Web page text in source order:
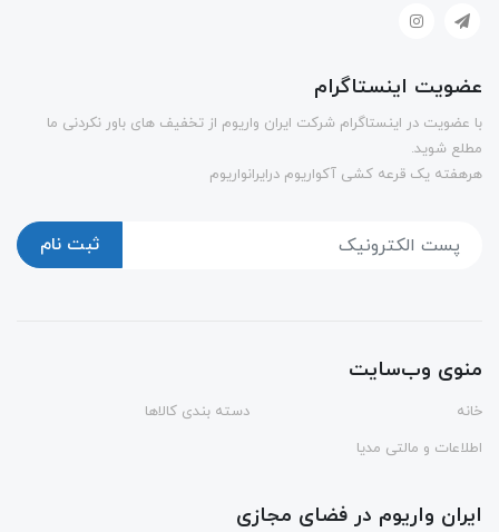
عضویت اینستاگرام
با عضویت در اینستاگرام شرکت ایران واریوم از تخفیف های باور نکردنی ما
مطلع شوید.
هرهفته یک قرعه کشی آکواریوم درایرانواریوم
ثبت نام
منوی وب‌سایت
خانه
دسته بندی کالاها
اطلاعات و مالتی مدیا
ایران واریوم در فضای مجازی